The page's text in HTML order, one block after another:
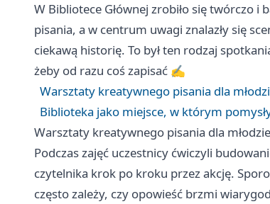
W Bibliotece Głównej zrobiło się twórczo
pisania, a w centrum uwagi znalazły się
ciekawą historię. To był ten rodzaj
żeby od razu coś zapisać ✍️
Warsztaty kreatywnego pisania dla
Biblioteka jako miejsce, w którym
Warsztaty kreatywnego pisania dla
Podczas zajęć uczestnicy ćwiczyli
czytelnika krok po kroku przez akcję.
często zależy, czy opowieść brzmi